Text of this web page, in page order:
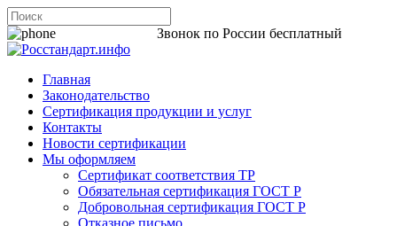
Звонок по России бесплатный
Главная
Законодательство
Сертификация продукции и услуг
Контакты
Новости сертификации
Мы оформляем
Сертификат соответствия ТР
Обязательная сертификация ГОСТ Р
Добровольная сертификация ГОСТ Р
Отказное письмо